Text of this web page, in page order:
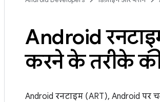
Android
करने के तरीके की
Android रनटाइम (ART), Android